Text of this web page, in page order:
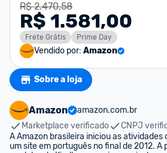
R$ 2.470,58
R$ 1.581,00
Frete Grátis Prime Day
Vendido por: Amazon
Sobre a loja
Amazon
amazon.com.br
Marketplace verificado
CNPJ
A Amazon brasileira iniciou as atividades
um site em português no final de 2012.